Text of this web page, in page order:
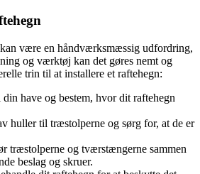
være en håndværksmæssig udfordring,
og værktøj kan det gøres nemt og
trin til at installere et raftehegn:
have og bestem, hvor dit raftehegn
huller til træstolperne og sørg for, at de er
træstolperne og tværstængerne sammen
beslag og skruer.